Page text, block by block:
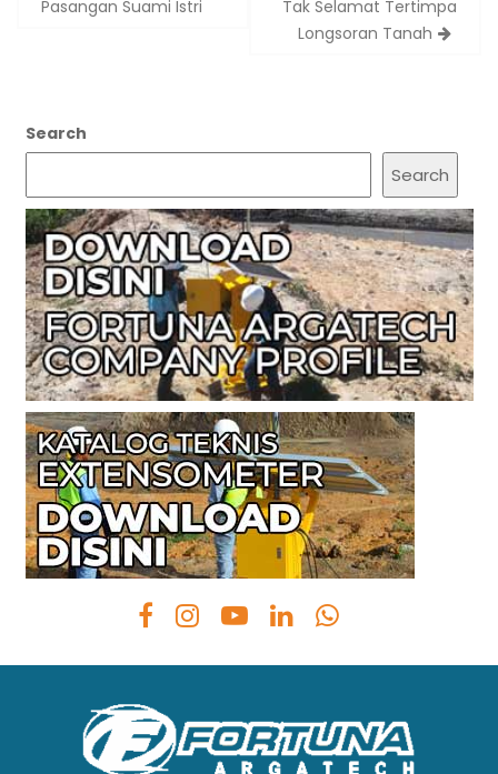
Pasangan Suami Istri
Tak Selamat Tertimpa
Longsoran Tanah
Search
Search